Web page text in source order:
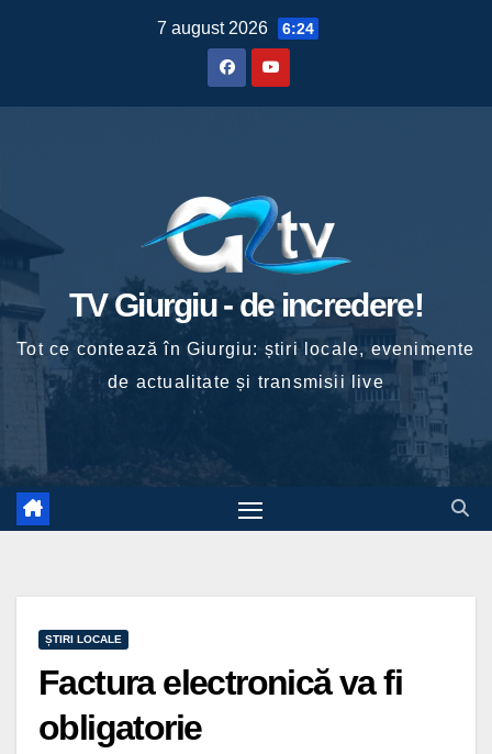
7 august 2026 6:24
TV Giurgiu - de incredere!
Tot ce contează în Giurgiu: știri locale, evenimente
de actualitate și transmisii live
ȘTIRI LOCALE
Factura electronică va fi
obligatorie